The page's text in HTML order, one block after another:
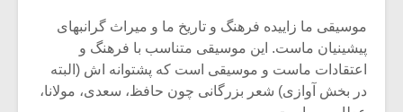
موسیقی ما زاییده فرهنگ و تاریخ ما و میراث گرانبهای
پیشینیان ماست. این موسیقی متناسب با فرهنگ و
اعتقادات ماست و موسیقی است که پشتوانه اش (البته
در بخش آوازی) شعر بزرگانی چون حافظ، سعدی، مولانا،
اگر نمی توانی
مشهورترین باشی،
بدنام ترین باش
موسیقی